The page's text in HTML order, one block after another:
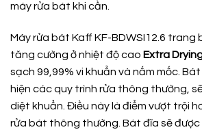
máy rửa bát khi cần.
Máy rửa bát Kaff KF-BDWSI12.6 trang
tăng cường ở nhiệt độ cao Extra
sạch 99,99% vi khuẩn và nấm mốc.
hiện các quy trình rửa thông thường,
diệt khuẩn. Điều này là điểm vượt trội
rửa bát thông thường. Bát đĩa sẽ